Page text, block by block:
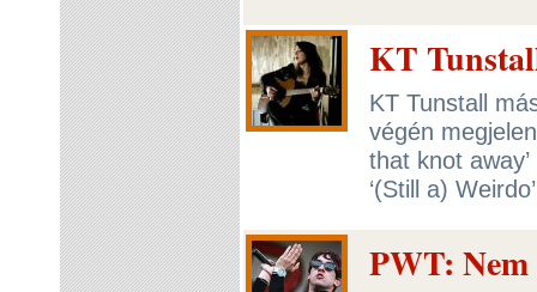
KT
KT Tunstall
végén
that knot
‘(Still a)
PWT: